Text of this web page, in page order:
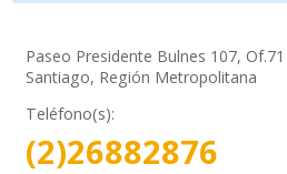
Paseo Presidente Bulnes 107, Of.71
Santiago, Región Metropolitana
Teléfono(s):
(2)26882876